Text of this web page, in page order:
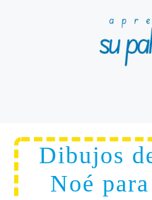
Dibujos
Noé